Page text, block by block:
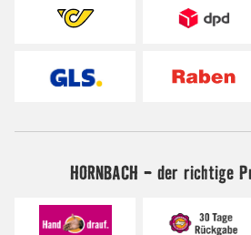
HORNBACH - der richtige